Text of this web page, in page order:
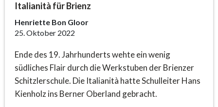
Italianità für Brienz
Henriette Bon Gloor
25. Oktober 2022
Ende des 19. Jahrhunderts wehte ein wenig
südliches Flair durch die Werkstuben der Brienzer
Schitzlerschule. Die Italianità hatte Schulleiter Hans
Kienholz ins Berner Oberland gebracht.